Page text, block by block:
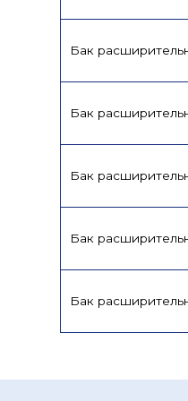
Бак
Бак
Бак
Бак
Бак